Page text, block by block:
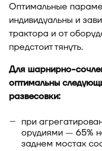
Оптимальные
индивидуальны и
трактора и от
предстоит тянуть.
Для шарнирно-
оптимальны
развесовки:
при
орудиями — 65%
заднем мостах